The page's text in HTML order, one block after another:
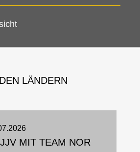
LÄNDERN
MIT TEAM NOR